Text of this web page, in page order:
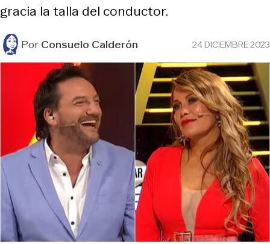
gracia la talla del conductor.
PorConsuelo Calderón 24 DICIEMBRE 2023